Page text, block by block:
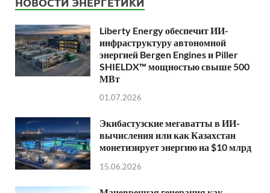
Liberty Energy обеспечит ИИ-
инфраструктуру автономной
энергией Bergen Engines и Piller
SHIELDX™ мощностью свыше 500
МВт
01.07.2026
Экибастузские мегаватты в ИИ-
вычисления или как Казахстан
монетизирует энергию на $10 млрд
15.06.2026